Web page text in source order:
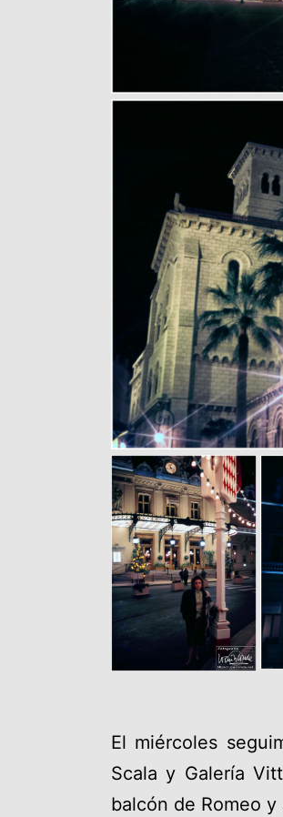
El miércoles
Scala y Galería
balcón de Romeo